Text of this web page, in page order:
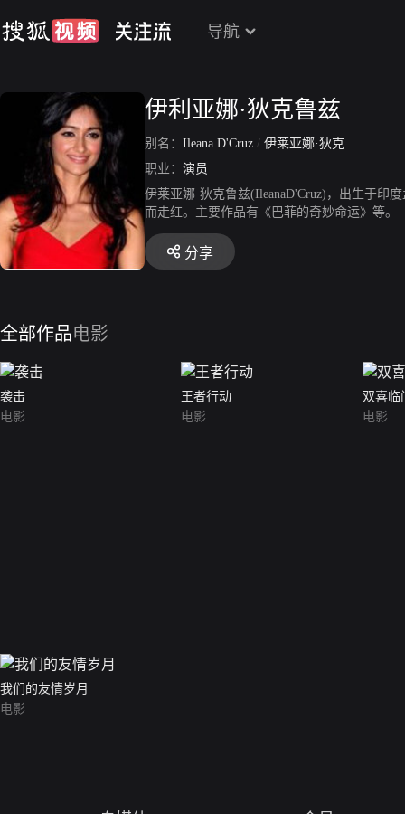
导航
伊利亚娜·狄克鲁兹
别名： Ileana D'Cruz / 伊莱亚娜·狄克鲁兹
职业： 演员
伊莱亚娜·狄克鲁兹(IleanaD'Cruz)，出生于印
而走红。主要作品有《巴菲的奇妙命运》等。
分享
全部作品电影
袭击
电影
王者行动
电影
双喜临
电影
我们的友情岁月
电影